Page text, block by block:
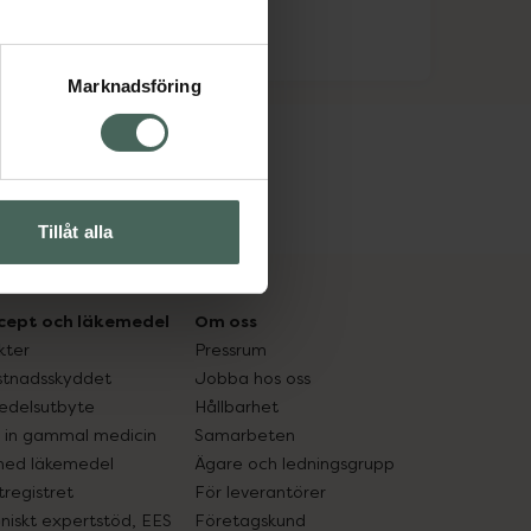
Marknadsföring
Tillåt alla
och läkemedel
in gammal medicin
läkemedel
expertstöd, EES
Om oss
Pressrum
Jobba hos oss
Hållbarhet
Samarbeten
Ägare och ledningsgrupp
För leverantörer
Företagskund